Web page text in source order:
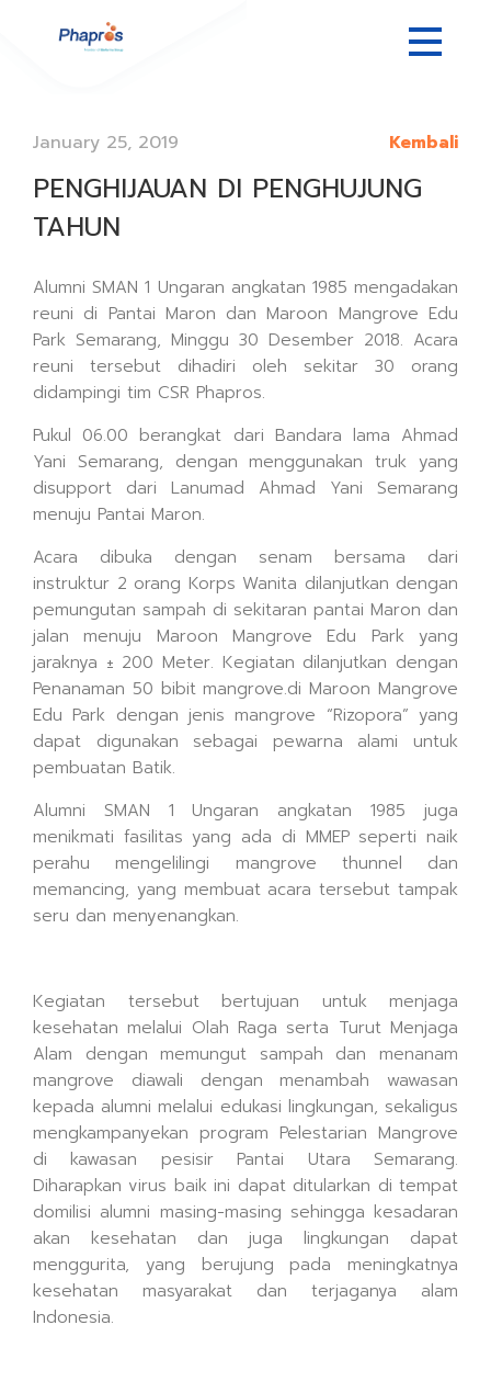
January 25, 2019 Kembali
PENGHIJAUAN DI PENGHUJUNG
TAHUN
Alumni SMAN 1 Ungaran angkatan 1985 mengadakan
reuni di Pantai Maron dan Maroon Mangrove Edu
Park Semarang, Minggu 30 Desember 2018. Acara
reuni tersebut dihadiri oleh sekitar 30 orang
didampingi tim CSR Phapros.
Pukul 06.00 berangkat dari Bandara lama Ahmad
Yani Semarang, dengan menggunakan truk yang
disupport dari Lanumad Ahmad Yani Semarang
menuju Pantai Maron.
Acara dibuka dengan senam bersama dari
instruktur 2 orang Korps Wanita dilanjutkan dengan
pemungutan sampah di sekitaran pantai Maron dan
jalan menuju Maroon Mangrove Edu Park yang
jaraknya ± 200 Meter. Kegiatan dilanjutkan dengan
Penanaman 50 bibit mangrove.di Maroon Mangrove
Edu Park dengan jenis mangrove “Rizopora” yang
dapat digunakan sebagai pewarna alami untuk
pembuatan Batik.
Alumni SMAN 1 Ungaran angkatan 1985 juga
menikmati fasilitas yang ada di MMEP seperti naik
perahu mengelilingi mangrove thunnel dan
memancing, yang membuat acara tersebut tampak
seru dan menyenangkan.
Kegiatan tersebut bertujuan untuk menjaga
kesehatan melalui Olah Raga serta Turut Menjaga
Alam dengan memungut sampah dan menanam
mangrove diawali dengan menambah wawasan
kepada alumni melalui edukasi lingkungan, sekaligus
mengkampanyekan program Pelestarian Mangrove
di kawasan pesisir Pantai Utara Semarang.
Diharapkan virus baik ini dapat ditularkan di tempat
domilisi alumni masing-masing sehingga kesadaran
akan kesehatan dan juga lingkungan dapat
menggurita, yang berujung pada meningkatnya
kesehatan masyarakat dan terjaganya alam
Indonesia.